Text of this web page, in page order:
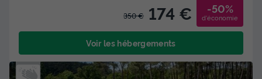
350 € 174 € -50%
d'économie
Voir les hébergements